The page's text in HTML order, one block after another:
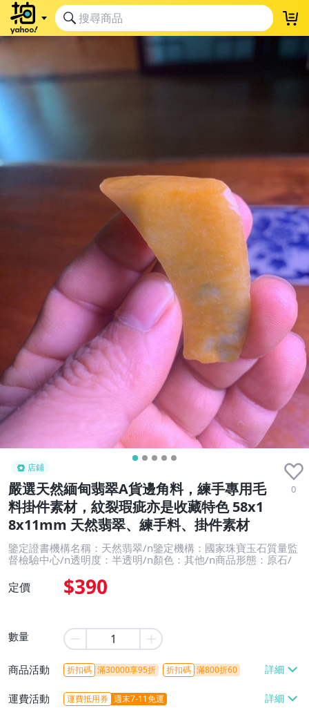
店鋪
嚴選天然緬甸翡翠A貨邊角料，練手專用毛
料掛件素材，紋裂瑕疵亦是收藏特色 58x1
8x11mm 天然翡翠、練手料、掛件素材
0
鑒定證書機構名稱：天然翡翠/n鑒定機構：國家珠寶玉石質量監
督檢驗中心/n透明度：半透明/n顏色：其他/n商品形態：原石/
定價 $390
數量
商品活動 折扣碼 滿30000享95折 折扣碼 滿800折60
運費活動 運費抵用券 週末7-11免運